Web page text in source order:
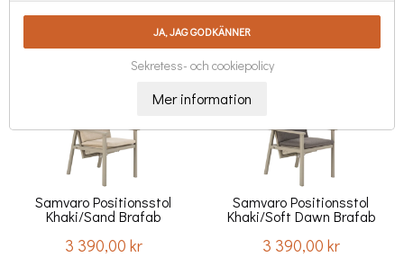
Nya produkter först 
Visar 1-24 av 29 objekt
Samvaro Positionsstol
Khaki/sand Brafab
Pris
3 390,00 kr
Samvaro Positionsstol
Khaki/soft Dawn Brafab
Pris
3 390,00 kr
Sekretess- och cookiepolicy